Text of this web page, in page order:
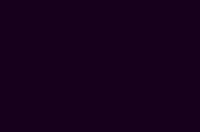
werden bakterielle Beläge vor
der neuen Zahnkrone, im
sowie im Bereich des
implantatgetragenen
Zahnpflege eine wichtige
der Behandlung spielt,
dazu ausführliche